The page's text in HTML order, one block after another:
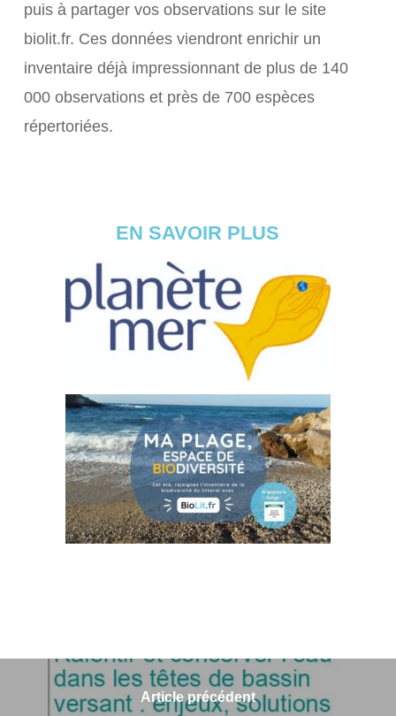
puis à partager vos observations sur le site
biolit.fr. Ces données viendront enrichir un
inventaire déjà impressionnant de plus de 140
000 observations et près de 700 espèces
répertoriées.
EN SAVOIR PLUS
Article précédent